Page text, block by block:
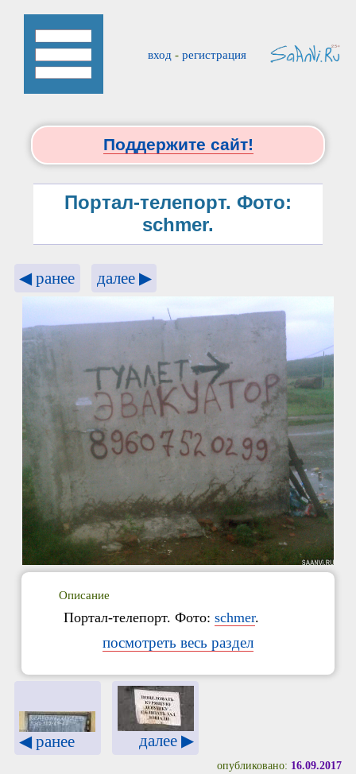
вход - регистрация
Поддержите сайт!
Портал-телепорт. Фото:
schmer.
◀ ранее далее ▶
Описание
Портал-телепорт. Фото: schmer.
посмотреть весь раздел
◀ ранее далее ▶
опубликовано: 16.09.2017